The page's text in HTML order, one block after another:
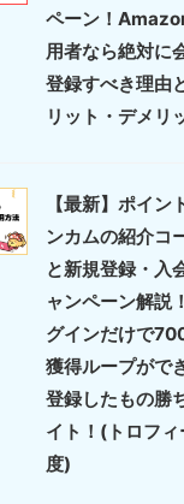
ペーン！
用者なら絶対に
登録すべき理由
リット・デメリ
【最新】ポイン
ンカムの紹介コ
と新規登録・入
ャンペーン解説
グインだけで
獲得ループがで
登録したもの勝
イト！(トロフィ
度)